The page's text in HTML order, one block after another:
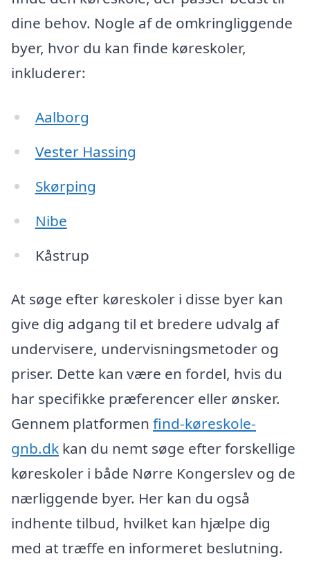
dine behov. Nogle af de omkringliggende
byer, hvor du kan finde køreskoler,
inkluderer:
Aalborg
Vester Hassing
Skørping
Nibe
Kåstrup
At søge efter køreskoler i disse byer kan
give dig adgang til et bredere udvalg af
undervisere, undervisningsmetoder og
priser. Dette kan være en fordel, hvis du
har specifikke præferencer eller ønsker.
Gennem platformen find-køreskole-
gnb.dk kan du nemt søge efter forskellige
køreskoler i både Nørre Kongerslev og de
nærliggende byer. Her kan du også
indhente tilbud, hvilket kan hjælpe dig
med at træffe en informeret beslutning.